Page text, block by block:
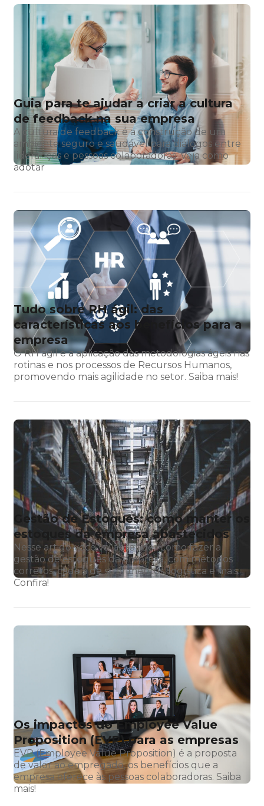
Guia para te ajudar a criar a cultura
de feedback na sua empresa
A cultura de feedback é a construção de um
ambiente seguro e saudável para diálogos entre
lideranças e pessoas colaboradoras. Veja como
adotar
Tudo sobre RH ágil: das
características aos benefícios para a
empresa
O RH ágil é a aplicação das metodologias ágeis nas
rotinas e nos processos de Recursos Humanos,
promovendo mais agilidade no setor. Saiba mais!
Gestão de Estoques: como manter os
estoques da empresa abastecidos
Nesse artigo você vai aprender como fazer a
gestão de estoques da empresa, com métodos
corretos, cadeia de suprimentos, logística e mais.
Confira!
Os impactos do Employee Value
Proposition (EVP) para as empresas
EVP (Employee Value Proposition) é a proposta
de valor ao empregado, os benefícios que a
empresa oferece às pessoas colaboradoras. Saiba
mais!